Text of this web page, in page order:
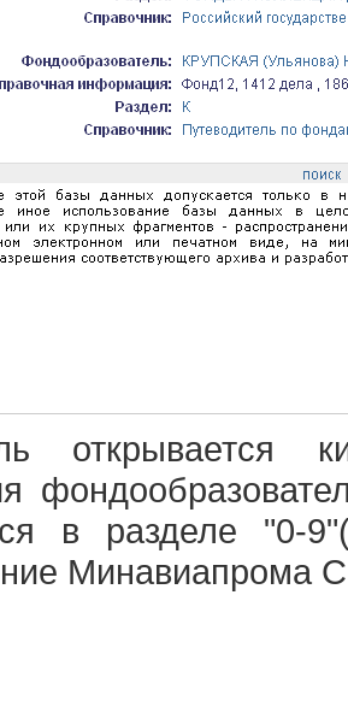
открывается
в разделе "0-
Минавиапрома